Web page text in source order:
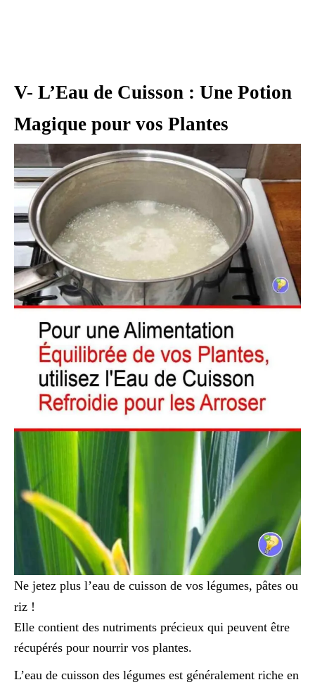
V- L’Eau de Cuisson : Une Potion
Magique pour vos Plantes
Ne jetez plus l’eau de cuisson de vos légumes, pâtes ou
riz !
Elle contient des nutriments précieux qui peuvent être
récupérés pour nourrir vos plantes.
L’eau de cuisson des légumes est généralement riche en